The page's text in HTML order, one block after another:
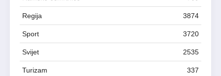
Regija 3874
Sport 3720
Svijet 2535
Turizam 337